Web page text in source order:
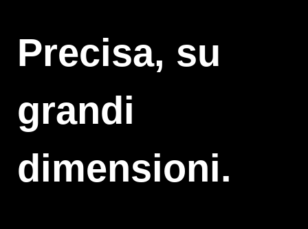
Precisa, su
grandi
dimensioni.